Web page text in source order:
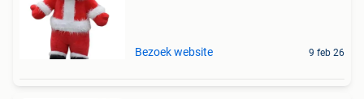
Bezoek website 9 feb 26